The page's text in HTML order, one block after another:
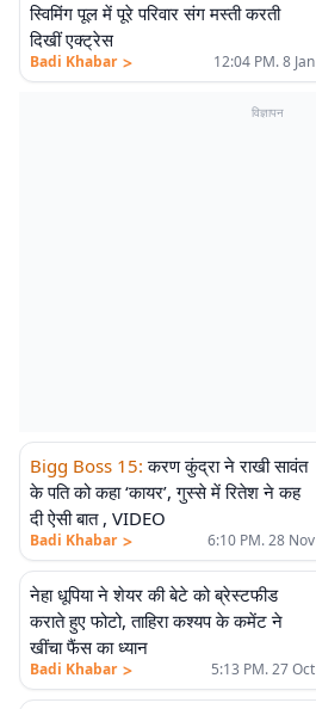
स्विमिंग पूल में पूरे परिवार संग मस्ती करती
दिखीं एक्ट्रेस
Badi Khabar > 12:04 PM. 8 Jan
विज्ञापन
Bigg Boss 15: करण कुंद्रा ने राखी सावंत
के पति को कहा ‘कायर’, गुस्से में रितेश ने कह
दी ऐसी बात , VIDEO
Badi Khabar > 6:10 PM. 28 Nov
नेहा धूपिया ने शेयर की बेटे को ब्रेस्टफीड
कराते हुए फोटो, ताहिरा कश्यप के कमेंट ने
खींचा फैंस का ध्यान
Badi Khabar > 5:13 PM. 27 Oct